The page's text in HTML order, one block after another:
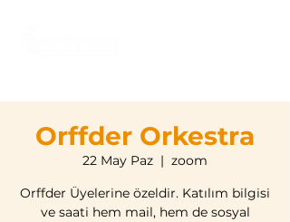
Orffder Orkestra
22 May Paz
  |
zoom
Orffder Üyelerine özeldir. Katılım bilgisi
ve saati hem mail, hem de sosyal